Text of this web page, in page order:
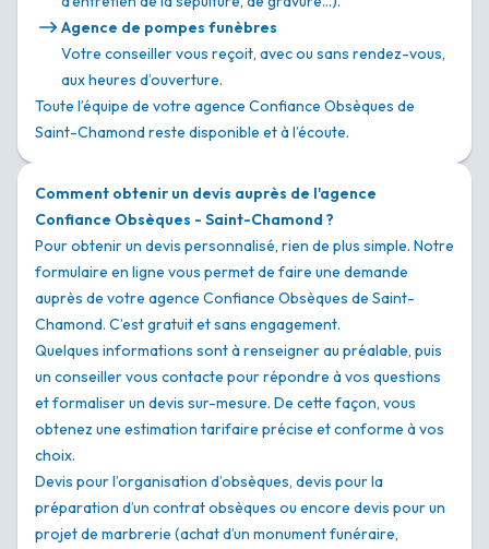
Agence de pompes funèbres
Votre conseiller vous reçoit, avec ou sans rendez-vous,
aux heures d’ouverture.
Toute l’équipe de votre agence Confiance Obsèques de
Saint-Chamond reste disponible et à l’écoute.
Comment obtenir un devis auprès de l'agence
Confiance Obsèques - Saint-Chamond ?
Pour obtenir un devis personnalisé, rien de plus simple. Notre
formulaire en ligne vous permet de faire une demande
auprès de votre agence Confiance Obsèques de Saint-
Chamond. C’est gratuit et sans engagement.
Quelques informations sont à renseigner au préalable, puis
un conseiller vous contacte pour répondre à vos questions
et formaliser un devis sur-mesure. De cette façon, vous
obtenez une estimation tarifaire précise et conforme à vos
choix.
Devis pour l’organisation d’obsèques, devis pour la
préparation d’un contrat obsèques ou encore devis pour un
projet de marbrerie (achat d’un monument funéraire,